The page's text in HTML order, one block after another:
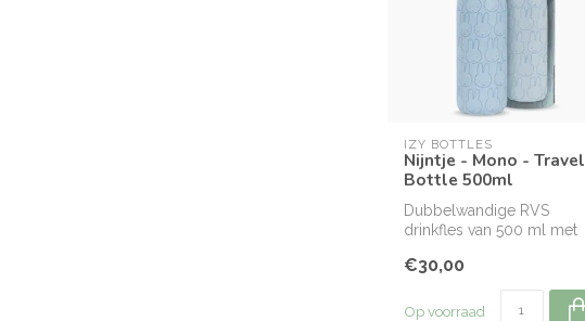
IZY BOTTLES
Nijntje - Mono - Travel
Bottle 500ml
Dubbelwandige RVS
drinkfles van 500 ml met
€30,00
Op voorraad